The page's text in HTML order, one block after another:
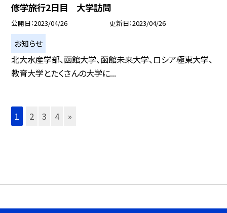
修学旅行2日目 大学訪問
公開日 2023/04/26 更新日 2023/04/26
お知らせ
北大水産学部、函館大学、函館未来大学、ロシア極東大学、
教育大学とたくさんの大学に...
1 2 3 4 »